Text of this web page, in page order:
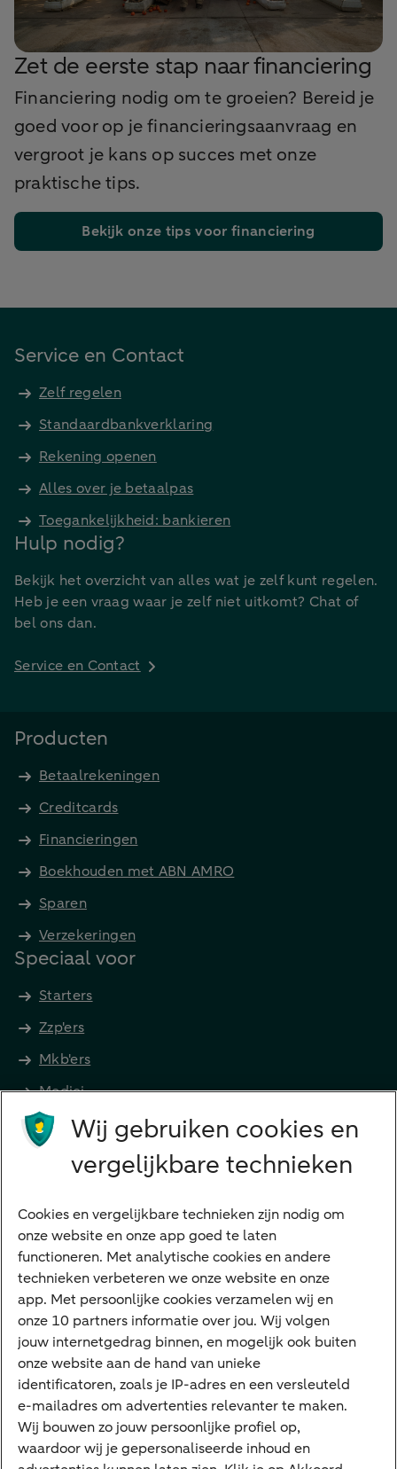
Zet de eerste stap naar financiering
Financiering nodig om te groeien? Bereid je
goed voor op je financieringsaanvraag en
vergroot je kans op succes met onze
praktische tips.
Bekijk onze tips voor financiering
Service en Contact
Zelf regelen
Standaardbankverklaring
Rekening openen
Alles over je betaalpas
Toegankelijkheid: bankieren
Hulp nodig?
Bekijk het overzicht van alles wat je zelf kunt regelen.
Heb je een vraag waar je zelf niet uitkomt? Chat of
bel ons dan.
Service en Contact
Producten
Betaalrekeningen
Creditcards
Financieringen
Boekhouden met ABN AMRO
Sparen
Verzekeringen
Speciaal voor
Starters
Zzp'ers
Mkb'ers
Medici
Advocaten en notarissen
Diensten
VraagHugo
Corporate Finance
Tikkie zakelijk
Cyber Veilig & Zeker
Private Banking
Interessant
Sectoren & trends
Wij gebruiken cookies en
vergelijkbare technieken
Cookies en vergelijkbare technieken zijn nodig om
onze website en onze app goed te laten
functioneren. Met analytische cookies en andere
technieken verbeteren we onze website en onze
app. Met persoonlijke cookies verzamelen wij en
onze 10 partners informatie over jou. Wij volgen
jouw internetgedrag binnen, en mogelijk ook buiten
onze website aan de hand van unieke
identificatoren, zoals je IP-adres en een versleuteld
e-mailadres om advertenties relevanter te maken.
Wij bouwen zo jouw persoonlijke profiel op,
waardoor wij je gepersonaliseerde inhoud en